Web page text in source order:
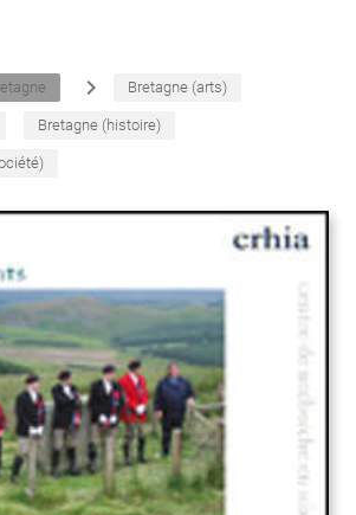
navigate_next Bretagne (arts)
Bretagne (histoire)